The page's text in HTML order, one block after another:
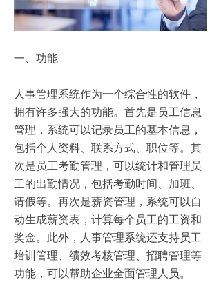
一、功能
人事管理系统作为一个综合性的软件，
拥有许多强大的功能。首先是员工信息
管理，系统可以记录员工的基本信息，
包括个人资料、联系方式、职位等。其
次是员工考勤管理，可以统计和管理员
工的出勤情况，包括考勤时间、加班、
请假等。再次是薪资管理，系统可以自
动生成薪资表，计算每个员工的工资和
奖金。此外，人事管理系统还支持员工
培训管理、绩效考核管理、招聘管理等
功能，可以帮助企业全面管理人员。